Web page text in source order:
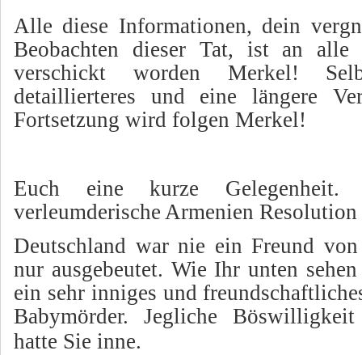
Alle diese Informationen, dein
Beobachten dieser Tat, ist an
verschickt worden Merkel!
detaillierteres und eine längere
Fortsetzung wird folgen Merkel!
Euch eine kurze
verleumderische Armenien
Deutschland war nie ein Freund
nur ausgebeutet. Wie Ihr unten
ein sehr inniges und
Babymörder. Jegliche
hatte Sie inne.